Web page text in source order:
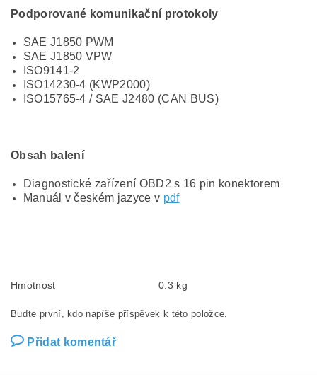
Podporované komunikační protokoly
SAE J1850 PWM
SAE J1850 VPW
ISO9141-2
ISO14230-4 (KWP2000)
ISO15765-4 / SAE J2480 (CAN BUS)
Obsah balení
Diagnostické zařízení OBD2 s 16 pin konektorem
Manuál v českém jazyce v pdf
Hmotnost 0.3 kg
Buďte první, kdo napíše příspěvek k této položce.
Přidat komentář